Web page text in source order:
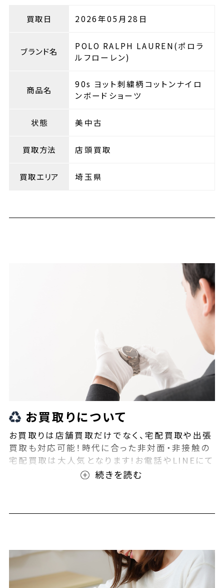
買取日 2026年05月28日
ブランド名
POLO RALPH LAUREN(ポロラ
ルフローレン)
商品名
90s ヨット刺繍柄コットンナイロ
ンボードショーツ
状態 美中古
買取方法 店頭買取
買取エリア 埼玉県
お買取りについて
お買取りは店舗買取だけでなく、宅配買取や出張
買取も対応可能！時代に合った非対面・非接触の
宅配買取は大人気となります!お電話やLINEにて
事前査定が可能となっております！また無料の宅